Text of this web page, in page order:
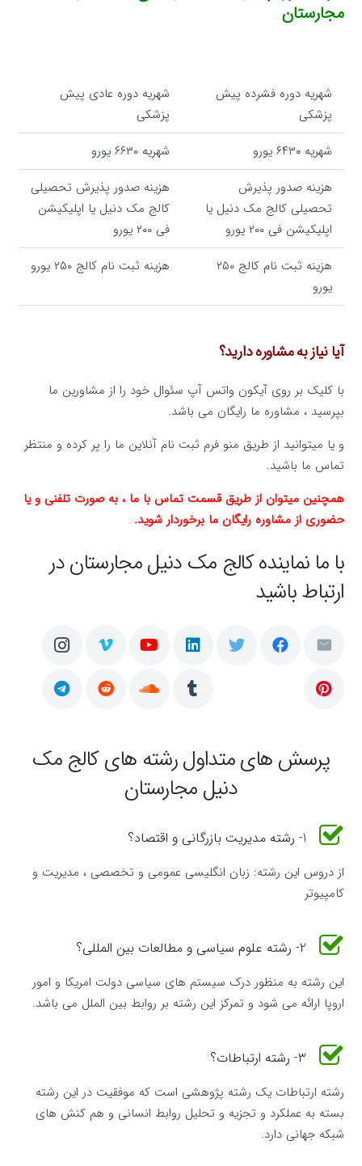
مجارستان
شهریه دوره فشرده پیش
پزشکی
شهریه دوره عادی پیش
پزشکی
شهریه ۶۴۳۰ یورو
شهریه ۶۶۳۰ یورو
هزینه صدور پذیرش
تحصیلی کالج مک دنیل یا
اپلیکیشن فی ۲۰۰ یورو
هزینه صدور پذیرش تحصیلی
کالج مک دنیل یا اپلیکیشن
فی ۲۰۰ یورو
هزینه ثبت نام کالج ۲۵۰
یورو
هزینه ثبت نام کالج ۲۵۰ یورو
آیا نیاز به مشاوره دارید؟
با کلیک بر روی آیکون واتس آپ سئوال خود را از مشاورین ما
بپرسید ، مشاوره ما رایگان می باشد.
و یا میتوانید از طریق منو فرم ثبت نام آنلاین ما را پر کرده و منتظر
تماس ما باشید.
همچنین میتوان از طریق قسمت تماس با ما ، به صورت تلفنی و یا
حضوری از مشاوره رایگان ما برخوردار شوید.
با ما نماینده کالج مک دنیل مجارستان در
ارتباط باشید
پرسش های متداول رشته های کالج مک
دنیل مجارستان
1- رشته مدیریت بازرگانی و اقتصاد؟
از دروس این رشته: زبان انگلیسی عمومی و تخصصی ، مدیریت و
کامپیوتر
2- رشته علوم سیاسی و مطالعات بین المللی؟
این رشته به منظور درک سیستم های سیاسی دولت امریکا و امور
اروپا ارائه می شود و تمرکز این رشته بر روابط بین الملل می باشد.
3- رشته ارتباطات؟
رشته ارتباطات یک رشته پژوهشی است که موفقیت در این رشته
بسته به عملکرد و تجزیه و تحلیل روابط انسانی و هم کنش های
شبکه جهانی دارد.